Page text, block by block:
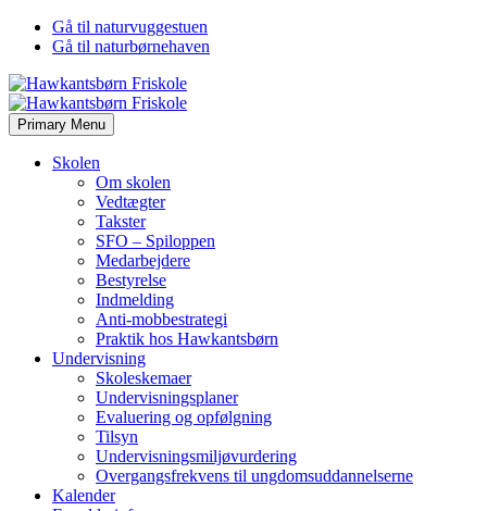
Gå til naturvuggestuen
Gå til naturbørnehaven
Primary Menu
Skolen
Om skolen
Vedtægter
Takster
SFO – Spiloppen
Medarbejdere
Bestyrelse
Indmelding
Anti-mobbestrategi
Praktik hos Hawkantsbørn
Undervisning
Skoleskemaer
Undervisningsplaner
Evaluering og opfølgning
Tilsyn
Undervisningsmiljøvurdering
Overgangsfrekvens til ungdomsuddannelserne
Kalender